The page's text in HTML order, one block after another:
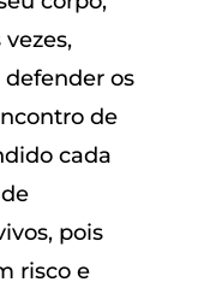
defender os
de
cada
pois
risco e